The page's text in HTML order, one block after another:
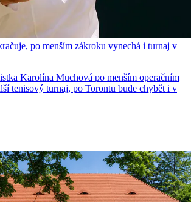
po menším zákroku vynechá i turnaj v
Karolína Muchová po menším operačním
tenisový turnaj, po Torontu bude chybět i v